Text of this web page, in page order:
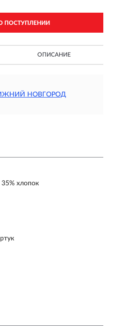
ПОСТУПЛЕНИИ
ОПИСАНИЕ
НОВГОРОД
35% хлопок